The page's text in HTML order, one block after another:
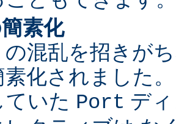
素化
の混乱を招きが
素化されました
ていた Port デ